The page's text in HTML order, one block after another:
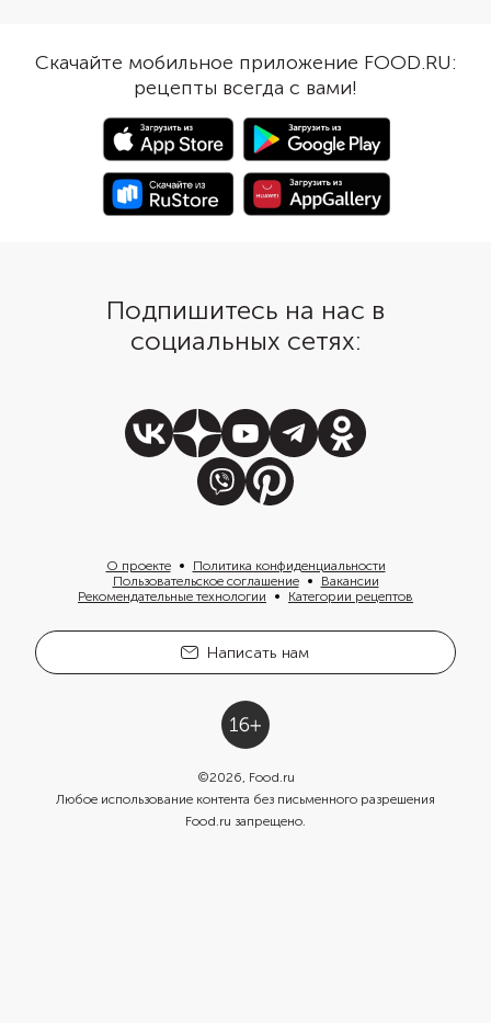
лимоны. У них приятная кислинка
с легким намеком на сладость.
Но если под рукой оказался
обычный лимон, разбавьте его
апельсином. Вкус блюда станет
мягче, а аромат — насыщеннее.
митболы, добавив в
пряный соус песто с
деликатный лук-
итальянские травы.
пикантные митболы
только выложить на
пасты орзо с
Скачайте мобильное приложение FOOD.RU:
рецепты всегда с вами!
Подпишитесь на нас в
социальных сетях:
О проекте
Политика конфиденциальности
Пользовательское соглашение
Вакансии
Рекомендательные технологии
Категории рецептов
Написать нам
©2026, Food.ru
Любое использование контента без письменного разрешения
Food.ru запрещено.